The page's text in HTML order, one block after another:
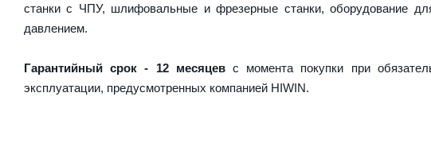
станки с ЧПУ, шлифовальные и фрезерные станки, оборудование
давлением.
Гарантийный срок - 12 месяцевс момента покупки при
эксплуатации, предусмотренных компанией HIWIN.